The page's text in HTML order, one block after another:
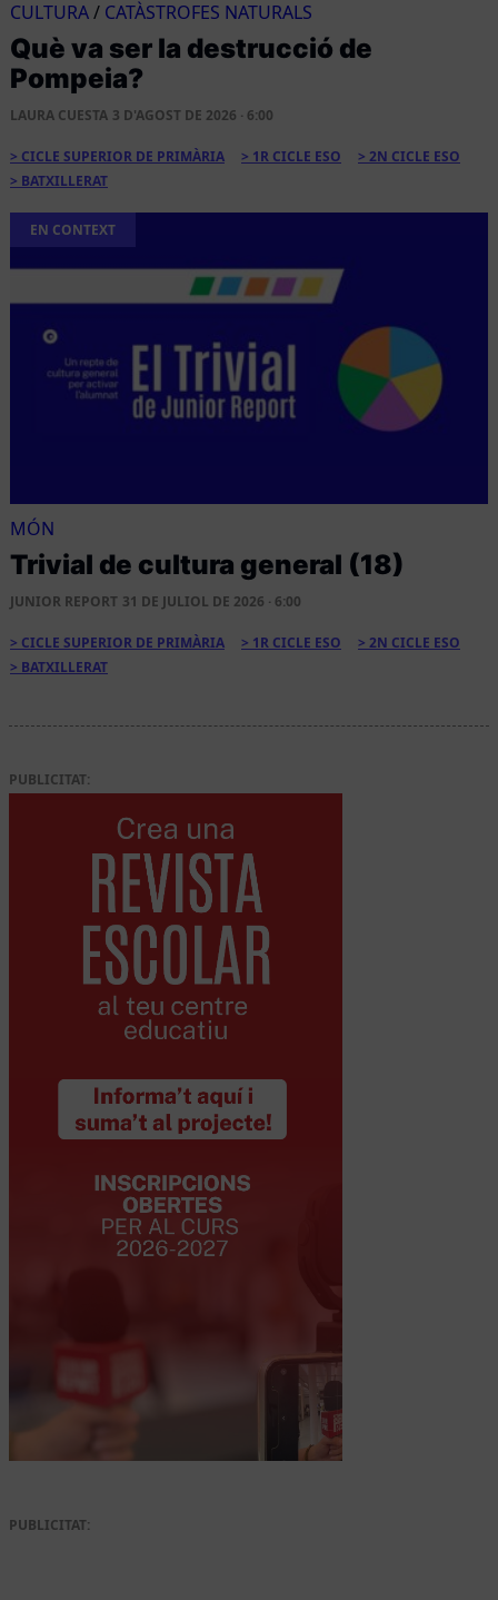
CULTURA/ CATÀSTROFES NATURALS
Què va ser la destrucció de
Pompeia?
LAURA CUESTA 3 D'AGOST DE 2026 · 6:00
CICLE SUPERIOR DE PRIMÀRIA 1R CICLE ESO
2N CICLE ESO
BATXILLERAT
EN CONTEXT
MÓN
Trivial de cultura general (18)
JUNIOR REPORT 31 DE JULIOL DE 2026 · 6:00
CICLE SUPERIOR DE PRIMÀRIA 1R CICLE ESO
2N CICLE ESO
BATXILLERAT
PUBLICITAT:
PUBLICITAT: